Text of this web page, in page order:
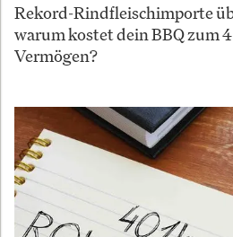
Rekord-Rindfleischimporte
warum kostet dein BBQ zum
Vermögen?